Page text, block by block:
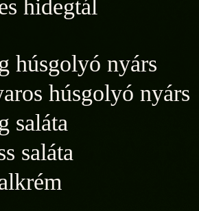
hidegtál
húsgolyó nyárs
húsgolyó nyárs
saláta
saláta